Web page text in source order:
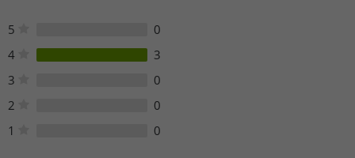
5
0
4
3
3
0
2
0
1
0